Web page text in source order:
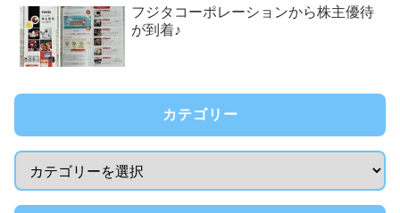
フジタコーポレーションから株主優待
が到着♪
カテゴリー